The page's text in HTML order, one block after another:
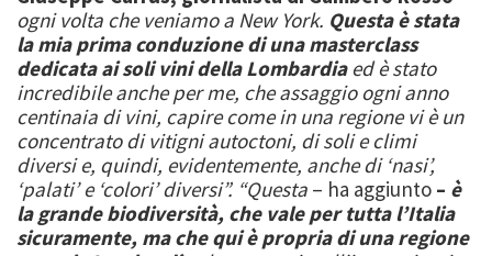
ogni volta che veniamo a New York. Questa è stata
la mia prima conduzione di una masterclass
dedicata ai soli vini della Lombardiaed è stato
incredibile anche per me, che assaggio ogni anno
centinaia di vini, capire come in una regione vi è un
concentrato di vitigni autoctoni, di soli e climi
diversi e, quindi, evidentemente, anche di ‘nasi’,
‘palati’ e ‘colori’ diversi”. “Questa – ha aggiunto – è
la grande biodiversità, che vale per tutta l’Italia
sicuramente, ma che qui è propria di una regione